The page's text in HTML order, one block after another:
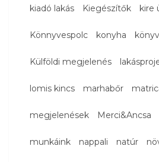
kiadó lakás Kiegészítők kire
Könnyvespolc konyha könyv
Külföldi megjelenés
lomis kincs marhabőr
megjelenések Merci&Ancsa
munkáink nappali natúr